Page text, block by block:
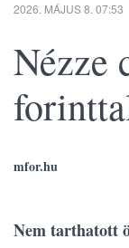
2026. MÁJUS 8. 07:53
Nézze
mfor.hu
Nem tarthatott